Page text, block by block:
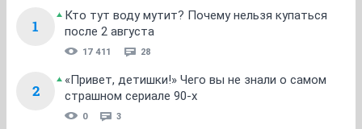
1
Кто тут воду мутит? Почему нельзя купаться
после 2 августа
17 411 28
2
«Привет, детишки!» Чего вы не знали о самом
страшном сериале 90-х
0 3